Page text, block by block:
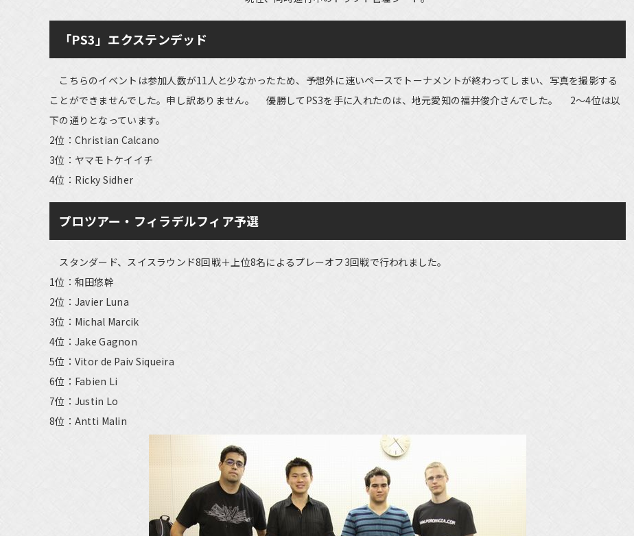
「PS3」エクステンデッド
こちらのイベントは参加人数が11人と少なかったため、予想外に速いペースでトーナメントが終わってしまい、写真を撮影する
ことができませんでした。申し訳ありません。 優勝してPS3を手に入れたのは、地元愛知の福井俊介さんでした。 2～4位は以
下の通りとなっています。
2位：Christian Calcano
3位：ヤマモトケイイチ
4位：Ricky Sidher
プロツアー・フィラデルフィア予選
スタンダード、スイスラウンド8回戦＋上位8名によるプレーオフ3回戦で行われました。
1位：和田悠幹
2位：Javier Luna
3位：Michal Marcik
4位：Jake Gagnon
5位：Vitor de Paiv Siqueira
6位：Fabien Li
7位：Justin Lo
8位：Antti Malin